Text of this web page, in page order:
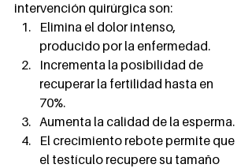
intervención quirúrgica son:
Elimina el dolor intenso,
producido por la enfermedad.
Incrementa la posibilidad de
recuperar la fertilidad hasta en
70%.
Aumenta la calidad de la esperma.
El crecimiento rebote permite que
el testículo recupere su tamaño